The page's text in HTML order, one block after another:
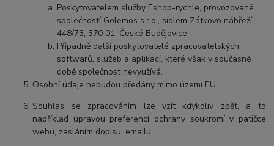
Poskytovatelem služby Eshop-rychle, provozované
společností Golemos s.r.o., sídlem Zátkovo nábřeží
448/73, 370 01, České Budějovice
Případně další poskytovatelé zpracovatelských
softwarů, služeb a aplikací, které však v současné
době společnost nevyužívá.
Osobní údaje nebudou předány mimo území EU.
Souhlas se zpracováním lze vzít kdykoliv zpět, a to
například úpravou preferencí ochrany soukromí v patičce
webu, zasláním dopisu, emailu.